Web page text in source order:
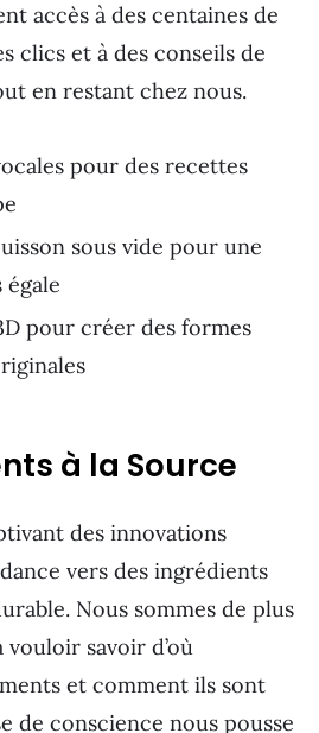
accès à des centaines de
clics et à des conseils de
en restant chez nous.
pour des recettes
sous vide pour une
égale
pour créer des formes
à la Source
des innovations
vers des ingrédients
Nous sommes de plus
savoir d’où
et comment ils sont
de conscience nous pousse